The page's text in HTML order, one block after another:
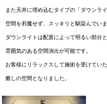
また天井に埋め込むタイプの「ダウンラ
空間を邪魔せず、スッキリと馴染んでいま
ダウンライトは配置によって明るい部分
雰囲気のある空間演出が可能です。
お客様にリラックスして施術を受けてい
癒しの空間となりました。